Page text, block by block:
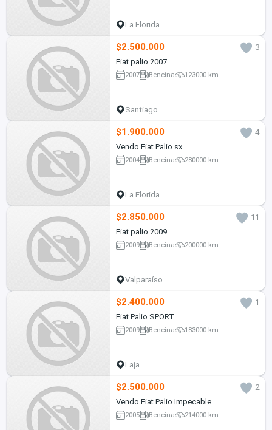
La Florida
$2.500.000
3
Fiat palio 2007
2007 Bencina 123000 km
Santiago
$1.900.000
4
Vendo Fiat Palio sx
2004 Bencina 280000 km
La Florida
$2.850.000
11
Fiat palio 2009
2009 Bencina 200000 km
Valparaíso
$2.400.000
1
Fiat Palio SPORT
2009 Bencina 183000 km
Laja
$2.500.000
2
Vendo Fiat Palio Impecable
2005 Bencina 214000 km